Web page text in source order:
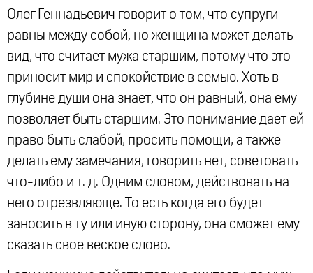
Олег Геннадьевич говорит о том, что супруги
равны между собой, но женщина может делать
вид, что считает мужа старшим, потому что это
приносит мир и спокойствие в семью. Хоть в
глубине души она знает, что он равный, она ему
позволяет быть старшим. Это понимание дает ей
право быть слабой, просить помощи, а также
делать ему замечания, говорить нет, советовать
что-либо и т. д. Одним словом, действовать на
него отрезвляюще. То есть когда его будет
заносить в ту или иную сторону, она сможет ему
сказать свое веское слово.